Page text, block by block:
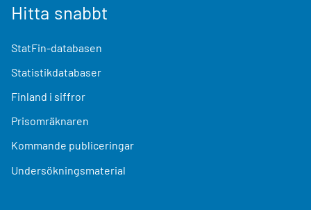
Hitta snabbt
StatFin-databasen
Statistikdatabaser
Finland i siffror
Prisomräknaren
Kommande publiceringar
Undersökningsmaterial